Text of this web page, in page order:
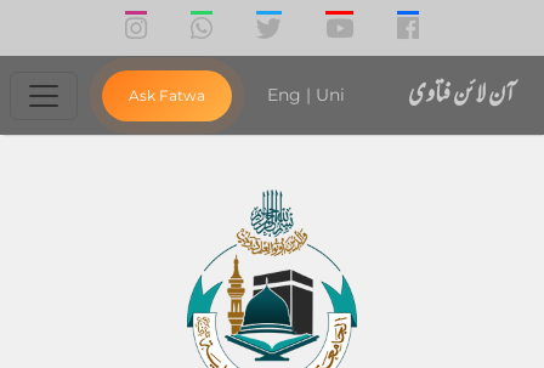
آن لائن فتاوی Eng|Uni
Ask Fatwa